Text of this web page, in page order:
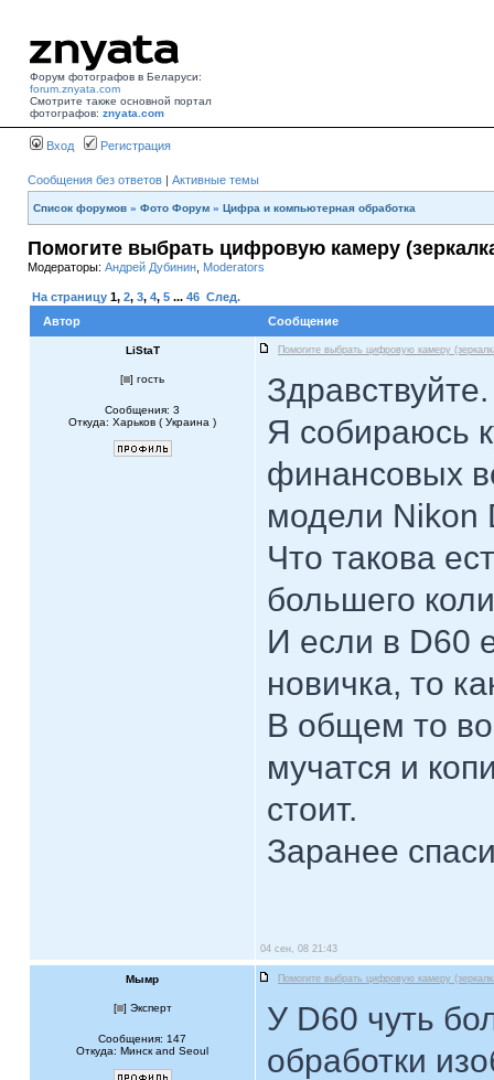
Форум фотографов в Беларуси:
forum.znyata.com
Смотрите также основной портал
фотографов: znyata.com
Вход Регистрация
Сообщения без ответов | Активные темы
Список форумов » Фото Форум » Цифра и компьютерная обработка
Помогите выбрать цифровую камеру
Модераторы: Андрей Дубинин Moderators
На страницу 1, 2, 3, 4, 5 ... 46 След.
Автор
Сообщение
LiStaT Помогите выбрать цифровую камеру
[ ] гость
Сообщения: 3
Откуда: Харьков ( Украина )
Здравствуйте.
Я собираюсь
финансовых
модели Nikon
Что такова
большего
И если в D60
новичка, то
В общем то
мучатся и
стоит.
Заранее
04 сен, 08 21:43
Мымр Помогите выбрать цифровую камеру
[ ] Эксперт
Сообщения: 147
Откуда: Минск and Seoul
У D60 чуть
обработки